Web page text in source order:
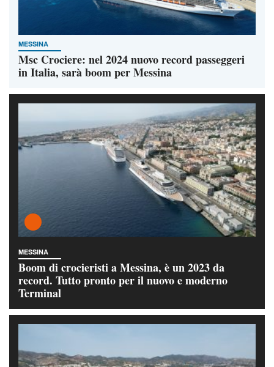
MESSINA
Msc Crociere: nel 2024 nuovo record passeggeri
in Italia, sarà boom per Messina
MESSINA
Boom di crocieristi a Messina, è un 2023 da
record. Tutto pronto per il nuovo e moderno
Terminal